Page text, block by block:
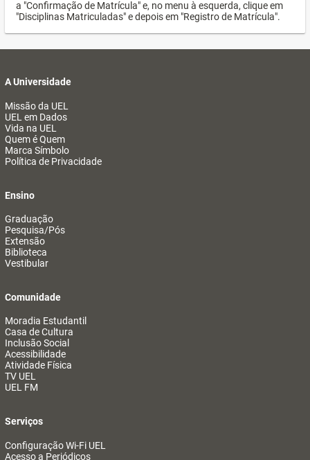
a "Confirmação de Matrícula" e, no menu à esquerda, clique em
"Disciplinas Matriculadas" e depois em "Registro de Matrícula".
A Universidade
Missão da UEL
UEL em Dados
Vida na UEL
Quem é Quem
Marca Símbolo
Política de Privacidade
Ensino
Graduação
Pesquisa/Pós
Extensão
Biblioteca
Vestibular
Comunidade
Moradia Estudantil
Casa de Cultura
Inclusão Social
Acessibilidade
Atividade Física
TV UEL
UEL FM
Serviços
Configuração Wi-Fi UEL
Acesso a Periódicos